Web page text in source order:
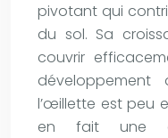
pivotant qui
du sol. Sa
couvrir
développement
l’œillette est peu
en fait une